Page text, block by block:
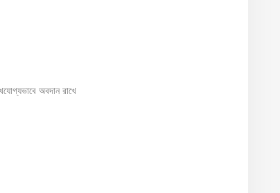
অবদান রাখে